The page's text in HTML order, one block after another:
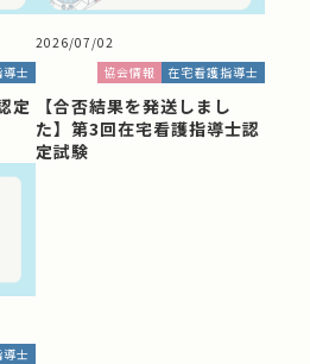
士
定
2026/07/02
協会情報
在宅看護指導士
【合否結果を発送しまし
た】第3回在宅看護指導士認
定試験
士